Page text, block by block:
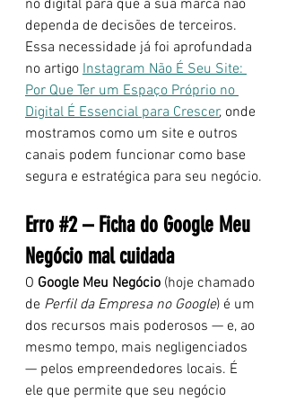
no digital para que a sua marca não
dependa de decisões de terceiros.
Essa necessidade já foi aprofundada
no artigo Instagram Não É Seu Site:
Por Que Ter um Espaço Próprio no
Digital É Essencial para Crescer, onde
mostramos como um site e outros
canais podem funcionar como base
segura e estratégica para seu negócio.
Erro #2 – Ficha do Google Meu
Negócio mal cuidada
O Google Meu Negócio (hoje chamado
de Perfil da Empresa no Google) é um
dos recursos mais poderosos — e, ao
mesmo tempo, mais negligenciados
— pelos empreendedores locais. É
ele que permite que seu negócio